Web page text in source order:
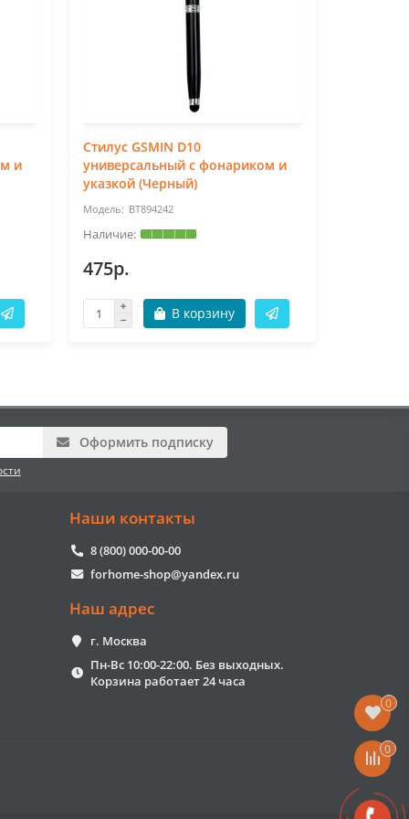
и
Стилус GSMIN D10
универсальный с фонариком и
указкой (Черный)
BT894242
475р.
В корзину
Оформить подписку
Наши контакты
8 (800) 000-00-00
forhome-shop@yandex.ru
Наш адрес
г. Москва
Пн-Вс 10:00-22:00. Без выходных.
Корзина работает 24 часа
0
0